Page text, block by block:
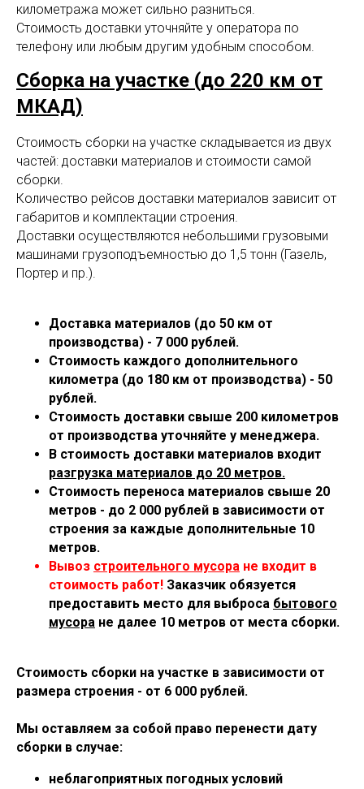
километража может сильно разниться.
Стоимость доставки уточняйте у оператора по
телефону или любым другим удобным способом.
Сборка на участке (до 220 км от
МКАД)
Стоимость сборки на участке складывается из двух
частей: доставки материалов и стоимости самой
сборки.
Количество рейсов доставки материалов зависит от
габаритов и комплектации строения.
Доставки осуществляются небольшими грузовыми
машинами грузоподъемностью до 1,5 тонн (Газель,
Портер и пр.).
Доставка материалов (до 50 км от
производства) - 7 000 рублей.
Стоимость каждого дополнительного
километра (до 180 км от производства) - 50
рублей.
Стоимость доставки свыше 200 километров
от производства уточняйте у менеджера.
В стоимость доставки материалов входит
разгрузка материалов до 20 метров.
Стоимость переноса материалов свыше 20
метров - до 2 000 рублей в зависимости от
строения за каждые дополнительные 10
метров.
Вывоз строительного мусора не входит в
стоимость работ! Заказчик обязуется
предоставить место для выброса бытового
мусора не далее 10 метров от места сборки.
Стоимость сборки на участке в зависимости от
размера строения - от 6 000 рублей.
Мы оставляем за собой право перенести дату
сборки в случае:
неблагоприятных погодных условий